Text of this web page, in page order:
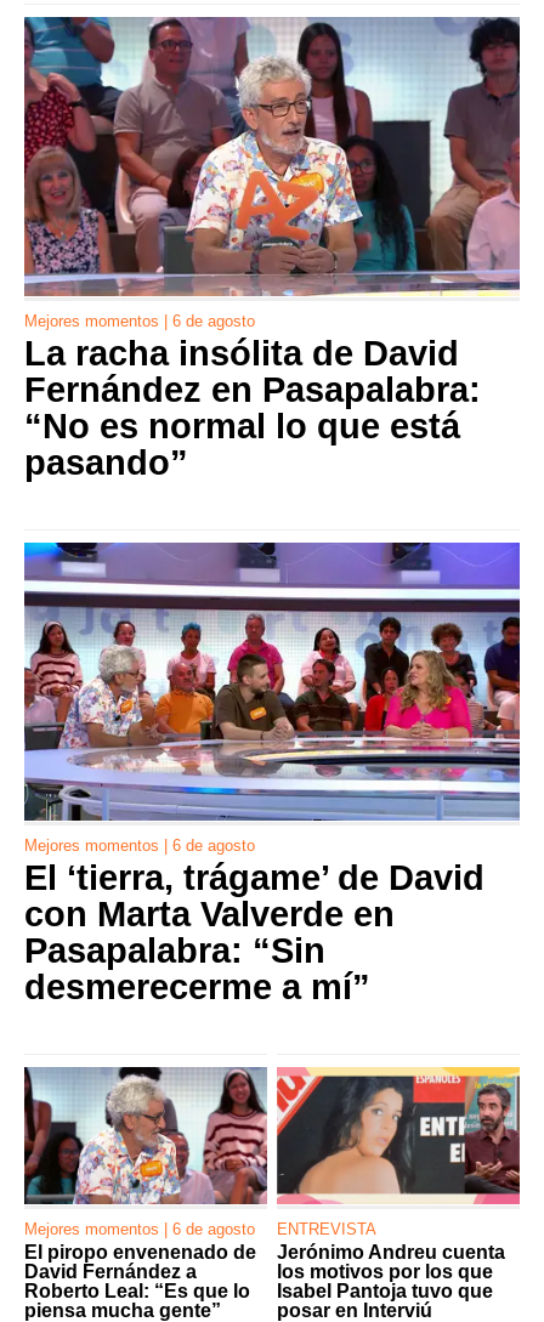
Mejores momentos | 6 de agosto
La racha insólita de David
Fernández en Pasapalabra:
“No es normal lo que está
pasando”
Mejores momentos | 6 de agosto
El ‘tierra, trágame’ de David
con Marta Valverde en
Pasapalabra: “Sin
desmerecerme a mí”
Mejores momentos | 6 de agosto
El piropo envenenado de
David Fernández a
Roberto Leal: “Es que lo
piensa mucha gente”
ENTREVISTA
Jerónimo Andreu cuenta
los motivos por los que
Isabel Pantoja tuvo que
posar en Interviú